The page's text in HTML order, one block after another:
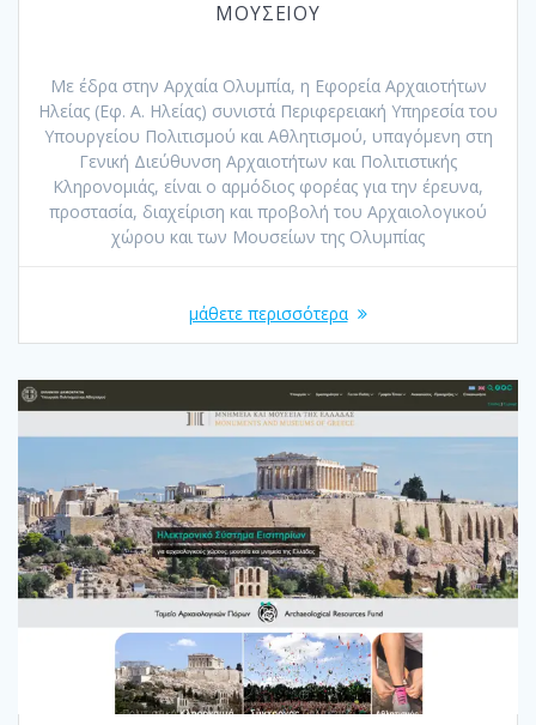
ΜΟΥΣΕΙΟΥ
Με έδρα στην Αρχαία Ολυμπία, η Εφορεία Αρχαιοτήτων
Ηλείας (Εφ. Α. Ηλείας) συνιστά Περιφερειακή Υπηρεσία του
Υπουργείου Πολιτισμού και Αθλητισμού, υπαγόμενη στη
Γενική Διεύθυνση Αρχαιοτήτων και Πολιτιστικής
Κληρονομιάς, είναι ο αρμόδιος φορέας για την έρευνα,
προστασία, διαχείριση και προβολή του Αρχαιολογικού
χώρου και των Μουσείων της Ολυμπίας
μάθετε περισσότερα